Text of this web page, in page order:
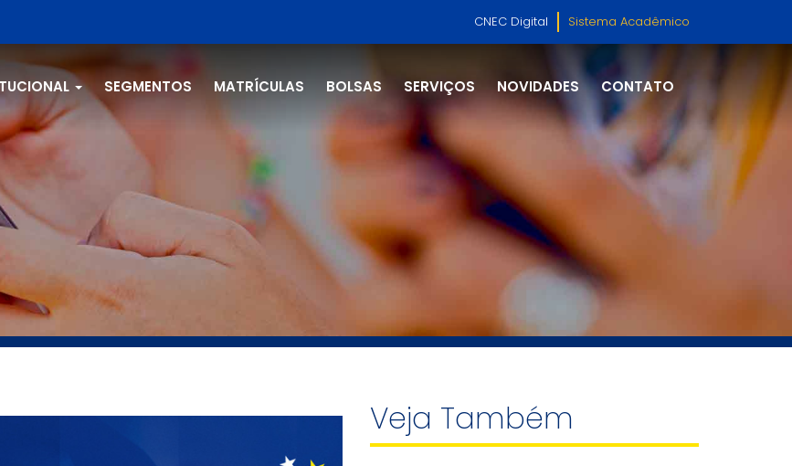
CNEC Digital Sistema Acadêmico
SEGMENTOS MATRÍCULAS BOLSAS SERVIÇOS NOVIDADES CONTATO
Veja Também